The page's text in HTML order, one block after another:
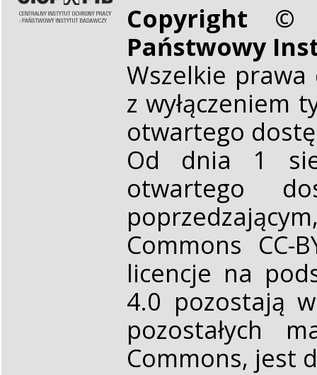
Copyright ©
Państwowy
Wszelkie
z wyłączeniem
otwartego
Od dnia 1
otwartego
Commons CC-
licencje na
4.0 pozostają
pozostałych
Commons, jest